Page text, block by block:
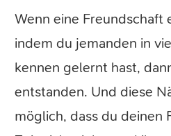
Wenn eine Freundschaft
indem du jemanden in
kennen gelernt hast,
entstanden. Und diese
möglich, dass du deinen